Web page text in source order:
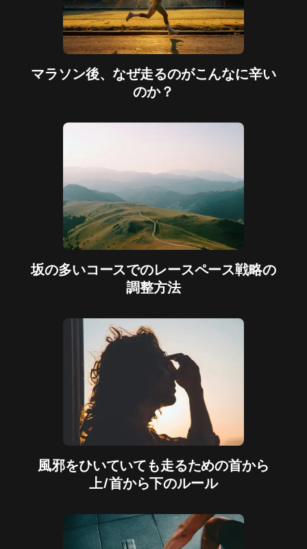
マラソン後、なぜ走るのがこんなに辛い
のか？
坂の多いコースでのレースペース戦略の
調整方法
風邪をひいていても走るための首から
上/首から下のルール